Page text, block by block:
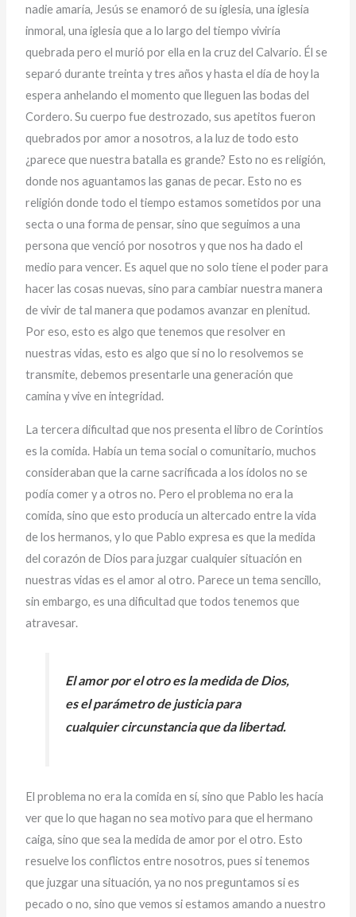
nadie amaría, Jesús se enamoró de su iglesia, una iglesia
inmoral, una iglesia que a lo largo del tiempo viviría
quebrada pero el murió por ella en la cruz del Calvario. Él se
separó durante treinta y tres años y hasta el día de hoy la
espera anhelando el momento que lleguen las bodas del
Cordero. Su cuerpo fue destrozado, sus apetitos fueron
quebrados por amor a nosotros, a la luz de todo esto
¿parece que nuestra batalla es grande? Esto no es religión,
donde nos aguantamos las ganas de pecar. Esto no es
religión donde todo el tiempo estamos sometidos por una
secta o una forma de pensar, sino que seguimos a una
persona que venció por nosotros y que nos ha dado el
medio para vencer. Es aquel que no solo tiene el poder para
hacer las cosas nuevas, sino para cambiar nuestra manera
de vivir de tal manera que podamos avanzar en plenitud.
Por eso, esto es algo que tenemos que resolver en
nuestras vidas, esto es algo que si no lo resolvemos se
transmite, debemos presentarle una generación que
camina y vive en integridad.
La tercera dificultad que nos presenta el libro de Corintios
es la comida. Había un tema social o comunitario, muchos
consideraban que la carne sacrificada a los ídolos no se
podía comer y a otros no. Pero el problema no era la
comida, sino que esto producía un altercado entre la vida
de los hermanos, y lo que Pablo expresa es que la medida
del corazón de Dios para juzgar cualquier situación en
nuestras vidas es el amor al otro. Parece un tema sencillo,
sin embargo, es una dificultad que todos tenemos que
atravesar.
El amor por el otro es la medida de Dios,
es el parámetro de justicia para
cualquier circunstancia que da libertad.
El problema no era la comida en sí, sino que Pablo les hacía
ver que lo que hagan no sea motivo para que el hermano
caiga, sino que sea la medida de amor por el otro. Esto
resuelve los conflictos entre nosotros, pues si tenemos
que juzgar una situación, ya no nos preguntamos si es
pecado o no, sino que vemos si estamos amando a nuestro